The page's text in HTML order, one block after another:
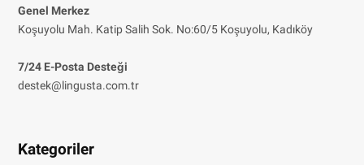
Genel Merkez
Koşuyolu Mah. Katip Salih Sok. No:60/5 Koşuyolu, Kadıköy
7/24 E-Posta Desteği
destek@lingusta.com.tr
Kategoriler